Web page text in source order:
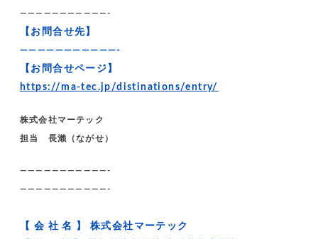
———————————-
【お問合せ先】
———————————-
【お問合せページ】
https://ma-tec.jp/distinations/entry/
株式会社マーテック
担当 長瀨（ながせ）
———————————-
———————————-
【 会 社 名 】 株式会社マーテック